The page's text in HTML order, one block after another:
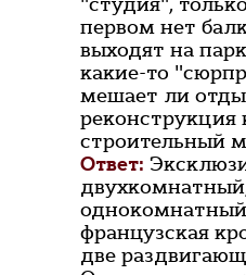
первом нет
выходят на
какие-то
мешает ли
реконструкция
строительный
Ответ:
французская
две